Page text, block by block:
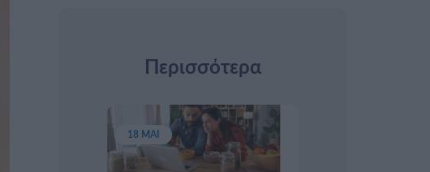
Περισσότερα
18 ΜΑΙ